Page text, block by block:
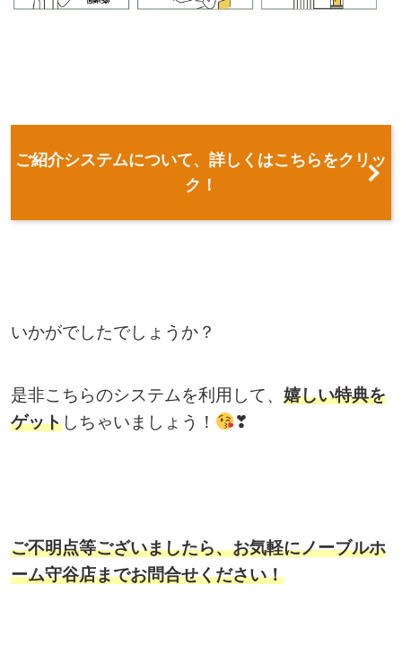
ご紹介システムについて、詳しくはこちらをクリッ
ク！
いかがでしたでしょうか？
是非こちらのシステムを利用して、 嬉しい特典を
ゲットしちゃいましょう！ ❣
ご不明点等ございましたら、お気軽にノーブルホ
ーム守谷店までお問合せください！